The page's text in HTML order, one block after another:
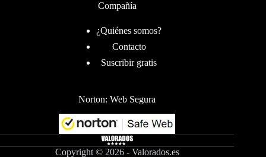
Compañía
¿Quiénes somos?
Contacto
Suscribir gratis
Norton: Web Segura
Copyright © 2026 - Valorados.es